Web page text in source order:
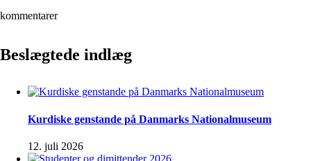
kommentarer
Beslægtede indlæg
Kurdiske genstande på Danmarks Nationalmuseum
12. juli 2026